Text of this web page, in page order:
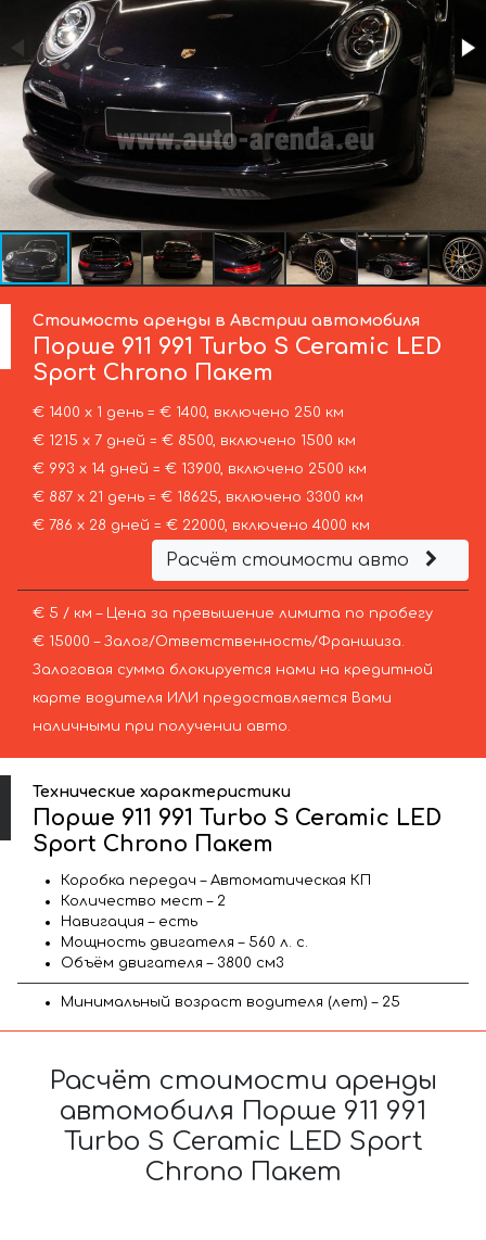
Стоимость аренды в Австрии автомобиля
Порше 911 991 Turbo S Ceramic LED
Sport Chrono Пакет
€ 1400 х 1 день = € 1400, включено 250 км
€ 1215 х 7 дней = € 8500, включено 1500 км
€ 993 х 14 дней = € 13900, включено 2500 км
€ 887 х 21 день = € 18625, включено 3300 км
€ 786 х 28 дней = € 22000, включено 4000 км
Расчёт стоимости авто
€ 5 / км – Цена за превышение лимита по пробегу
€ 15000 – Залог/Ответственность/Франшиза.
Залоговая сумма блокируется нами на кредитной
карте водителя ИЛИ предоставляется Вами
наличными при получении авто.
Технические характеристики
Порше 911 991 Turbo S Ceramic LED
Sport Chrono Пакет
Коробка передач – Автоматическая КП
Количество мест – 2
Навигация – есть
Мощность двигателя – 560 л. с.
Объём двигателя – 3800 см3
Минимальный возраст водителя (лет) – 25
Расчёт стоимости аренды
автомобиля Порше 911 991
Turbo S Ceramic LED Sport
Chrono Пакет